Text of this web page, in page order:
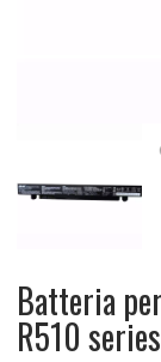
Batteria
R510 series